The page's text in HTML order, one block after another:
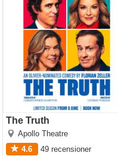
The Truth
Apollo Theatre
4.6
49 recensioner